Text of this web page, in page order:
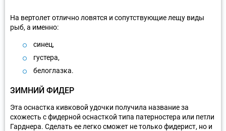
На вертолет отлично ловятся и сопутствующие лещу виды
рыб, а именно:
синец,
густера,
белоглазка.
ЗИМНИЙ ФИДЕР
Эта оснастка кивковой удочки получила название за
схожесть с фидерной оснасткой типа патерностера или петли
Гарднера. Сделать ее легко сможет не только фидерист, но и